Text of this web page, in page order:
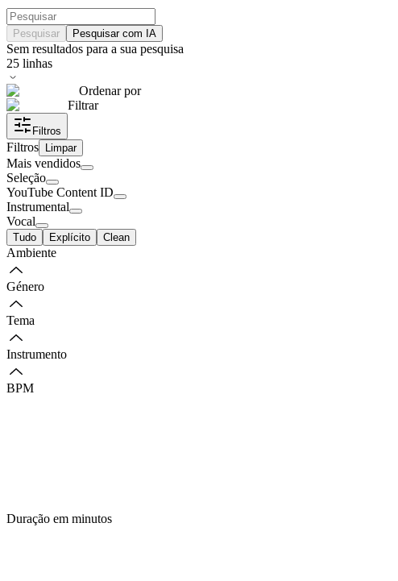
Pesquisar Pesquisar com IA
Sem resultados para a sua pesquisa
25 linhas
Ordenar por
Filtrar
Filtros
Filtros Limpar
Mais vendidos
Seleção
YouTube Content ID
Instrumental
Vocal
Tudo Explícito Clean
Ambiente
Género
Tema
Instrumento
BPM
Duração em minutos